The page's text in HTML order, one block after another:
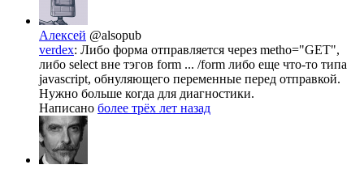
Алексей @alsopub
verdex: Либо форма отправляется через metho="GET",
либо select вне тэгов form ... /form либо еще что-то типа
javascript, обнуляющего переменные перед отправкой.
Нужно больше когда для диагностики.
Написано более трёх лет назад